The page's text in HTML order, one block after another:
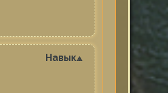
Навык⟁